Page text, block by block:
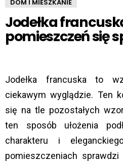
DOM I MIESZKANIE
Jodełka
pomieszczeń się
Jodełka francuska to
ciekawym wyglądzie. Ten
się na tle pozostałych
ten sposób ułożenia
charakteru i
pomieszczeniach